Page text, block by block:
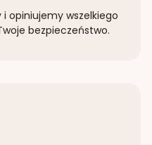
opiniujemy wszelkiego
bezpieczeństwo.